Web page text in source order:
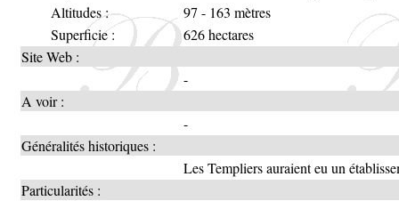
Altitudes :
97 - 163 mètres
Superficie :
626 hectares
Site Web :
-
A voir :
-
Généralités historiques :
Les Templiers auraient eu un
Particularités :